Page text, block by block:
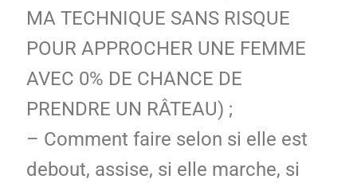
MA TECHNIQUE SANS RISQUE
POUR APPROCHER UNE FEMME
AVEC 0% DE CHANCE DE
PRENDRE UN RÂTEAU) ;
– Comment faire selon si elle est
debout, assise, si elle marche, si